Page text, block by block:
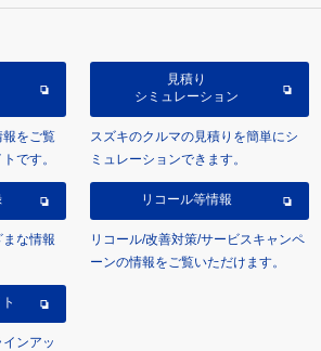
をご覧
です。
見積り
シミュレーション
スズキのクルマの見積りを簡単にシ
ミュレーションできます。
な情報
リコール等情報
リコール/改善対策/サービスキャンペ
ーンの情報をご覧いただけます。
インアッ